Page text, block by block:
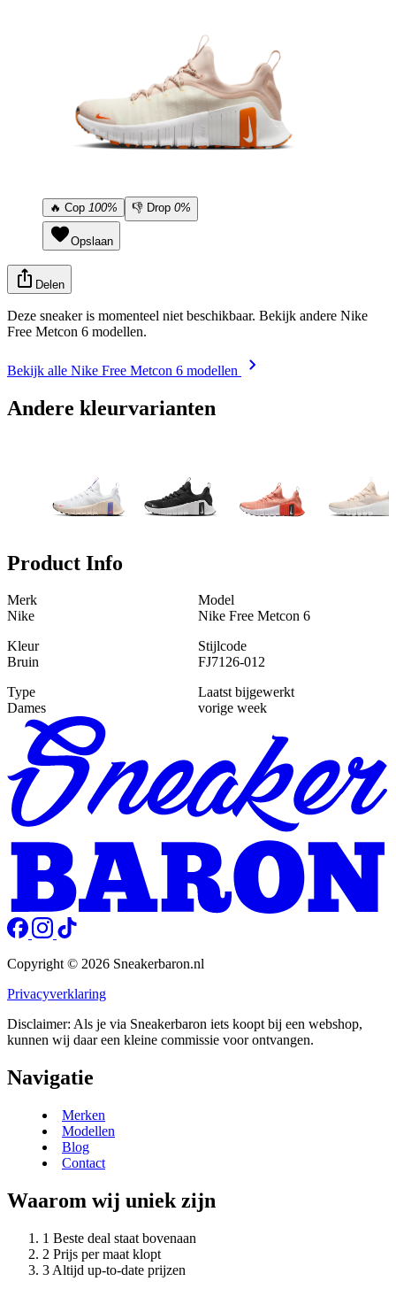
🔥 Cop 100% 👎 Drop 0%
Opslaan
Delen
Deze sneaker is momenteel niet beschikbaar. Bekijk andere Nike
Free Metcon 6 modellen.
Bekijk alle Nike Free Metcon 6 modellen
Andere kleurvarianten
Product Info
Merk
Nike
Model
Nike Free Metcon 6
Kleur
Bruin
Stijlcode
FJ7126-012
Type
Dames
Laatst bijgewerkt
vorige week
Copyright © 2026 Sneakerbaron.nl
Privacyverklaring
Disclaimer: Als je via Sneakerbaron iets koopt bij een webshop,
kunnen wij daar een kleine commissie voor ontvangen.
Navigatie
Merken
Modellen
Blog
Contact
Waarom wij uniek zijn
Beste deal staat bovenaan
Prijs per maat klopt
Altijd up-to-date prijzen